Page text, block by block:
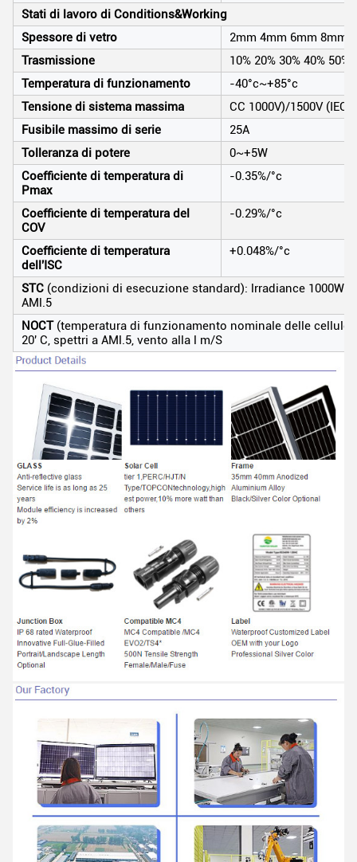
Stati di lavoro di Conditions&Working
Spessore di vetro
2mm 4mm 6mm 8mm
Trasmissione
10% 20% 30% 40% 50%
Temperatura di funzionamento
-40°c~+85°c
Tensione di sistema massima
CC 1000V)/1500V (IEC)
Fusibile massimo di serie
25A
Tolleranza di potere
0~+5W
Coefficiente di temperatura di
Pmax
-0.35%/°c
Coefficiente di temperatura del
COV
-0.29%/°c
Coefficiente di temperatura
dell'ISC
+0.048%/°c
STC (condizioni di esecuzione standard): lrradiance 1000W/
AMl.5
NOCT(temperatura di funzionamento nominale delle
20' C, spettri a AMl.5, vento alla l m/S